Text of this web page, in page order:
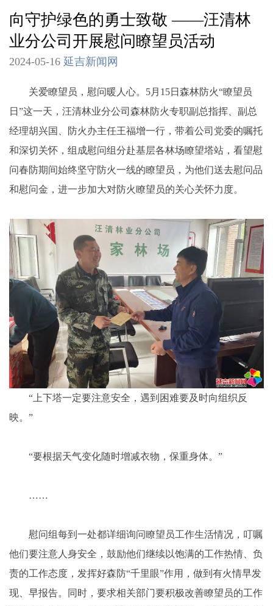
向守护绿色的勇士致敬 ——汪清林
业分公司开展慰问瞭望员活动
2024-05-16 延吉新闻网
关爱瞭望员，慰问暖人心。5月15日森林防火“瞭望员
日”这一天，汪清林业分公司森林防火专职副总指挥、副总
经理胡兴国、防火办主任王福增一行，带着公司党委的嘱托
和深切关怀，组成慰问组分赴基层各林场瞭望塔站，看望慰
问春防期间始终坚守防火一线的瞭望员，为他们送去慰问品
和慰问金，进一步加大对防火瞭望员的关心关怀力度。
“上下塔一定要注意安全，遇到困难要及时向组织反
映。”
“要根据天气变化随时增减衣物，保重身体。”
……
慰问组每到一处都详细询问瞭望员工作生活情况，叮嘱
他们要注意人身安全，鼓励他们继续以饱满的工作热情、负
责的工作态度，发挥好森防“千里眼”作用，做到有火情早发
现、早报告。同时，要求相关部门要积极改善瞭望员的工作